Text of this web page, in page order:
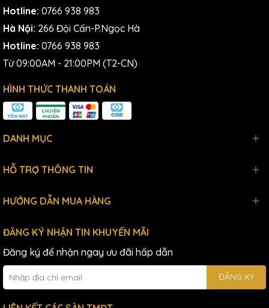
Hotline: 0766 938 983
Hà Nội: 266 Đội Cấn-P.Ngọc Hà
Hotline: 0766 938 983
Từ 09:00AM - 21:00PM (T2-CN)
HÌNH THỨC THANH TOÁN
DANH MỤC
HỖ TRỢ THÔNG TIN
HƯỚNG DẪN MUA HÀNG
ĐĂNG KÝ NHẬN TIN KHUYẾN MÃI
Đăng ký để nhận ngay ưu đãi hấp dẫn
ĐĂNG KÝ